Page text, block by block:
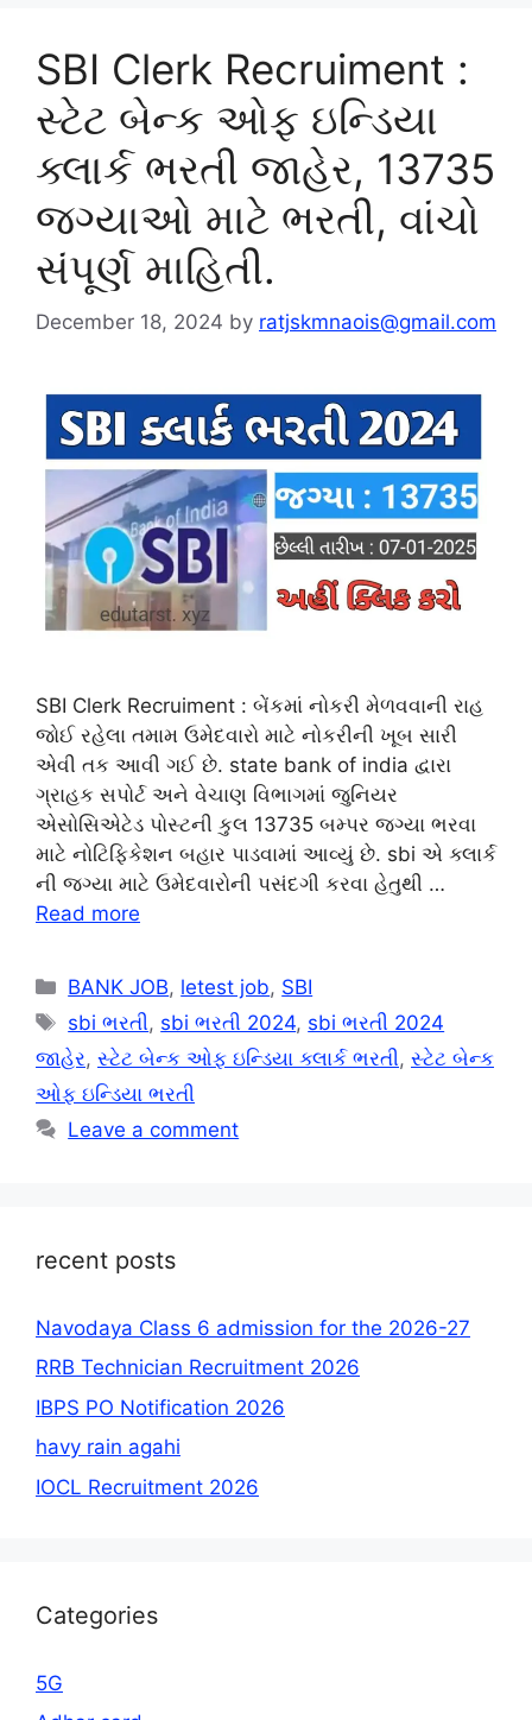
SBI Clerk Recruiment :
સ્ટેટ બેન્ક ઓફ ઇન્ડિયા
ક્લાર્ક ભરતી જાહેર, 13735
જગ્યાઓ માટે ભરતી, વાંચો
સંપૂર્ણ માહિતી.
December 18, 2024 by ratjskmnaois@gmail.com
SBI Clerk Recruiment : બેંકમાં નોકરી મેળવવાની રાહ
જોઈ રહેલા તમામ ઉમેદવારો માટે નોકરીની ખૂબ સારી
એવી તક આવી ગઈ છે. state bank of india દ્વારા
ગ્રાહક સપોર્ટ અને વેચાણ વિભાગમાં જુનિયર
એસોસિએટેડ પોસ્ટની કુલ 13735 બમ્પર જગ્યા ભરવા
માટે નોટિફિકેશન બહાર પાડવામાં આવ્યું છે. sbi એ ક્લાર્ક
ની જગ્યા માટે ઉમેદવારોની પસંદગી કરવા હેતુથી …
Read more
Categories
BANK JOB, letest job, SBI
Tags
sbi ભરતી, sbi ભરતી 2024, sbi ભરતી 2024
જાહેર, સ્ટેટ બેન્ક ઓફ ઇન્ડિયા ક્લાર્ક ભરતી, સ્ટેટ બેન્ક
ઓફ ઇન્ડિયા ભરતી
Leave a comment
recent posts
Navodaya Class 6 admission for the 2026-27
RRB Technician Recruitment 2026
IBPS PO Notification 2026
havy rain agahi
IOCL Recruitment 2026
Categories
5G